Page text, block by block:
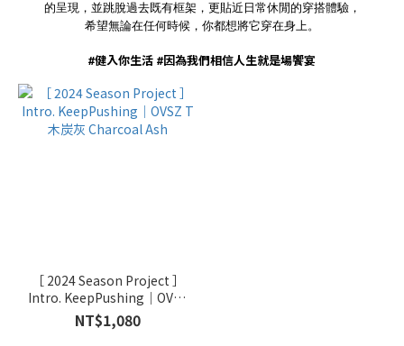
的呈現， 並跳脫過去既有框架，更貼近日常休閒的穿搭體驗，
希望無論在任何時候，你都想將它穿在身上。
#健入你生活 #因為我們相信人生就是場饗宴
［ 2024 Season Project ］
Intro. KeepPushing｜OVSZ
T 木炭灰 Charcoal Ash
NT$1,080